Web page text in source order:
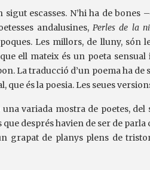
escasses. N’hi ha de bones
andalusines,Perles de la
Les millors, de lluny, són
ell mateix és un poeta sensual i
La traducció d’un poema ha de
és la poesia. Les seues
variada mostra de poetes, del
després havien de ser de parla
grapat de planys plens de